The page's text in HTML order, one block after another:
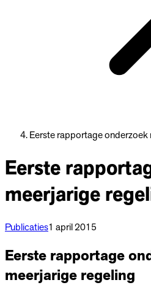
Eerste rapportage onderzoek
Eerste
meerjarige
Publicaties1 april 2015
Eerste rapportage
meerjarige regeling